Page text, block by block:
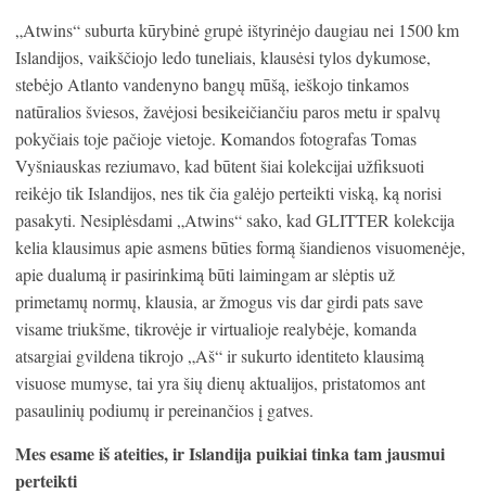
„Atwins“ suburta kūrybinė grupė ištyrinėjo daugiau nei 1500 km
Islandijos, vaikščiojo ledo tuneliais, klausėsi tylos dykumose,
stebėjo Atlanto vandenyno bangų mūšą, ieškojo tinkamos
natūralios šviesos, žavėjosi besikeičiančiu paros metu ir spalvų
pokyčiais toje pačioje vietoje. Komandos fotografas Tomas
Vyšniauskas reziumavo, kad būtent šiai kolekcijai užfiksuoti
reikėjo tik Islandijos, nes tik čia galėjo perteikti viską, ką norisi
pasakyti. Nesiplėsdami „Atwins“ sako, kad GLITTER kolekcija
kelia klausimus apie asmens būties formą šiandienos visuomenėje,
apie dualumą ir pasirinkimą būti laimingam ar slėptis už
primetamų normų, klausia, ar žmogus vis dar girdi pats save
visame triukšme, tikrovėje ir virtualioje realybėje, komanda
atsargiai gvildena tikrojo „Aš“ ir sukurto identiteto klausimą
visuose mumyse, tai yra šių dienų aktualijos, pristatomos ant
pasaulinių podiumų ir pereinančios į gatves.
Mes esame iš ateities, ir Islandija puikiai tinka tam jausmui
perteikti